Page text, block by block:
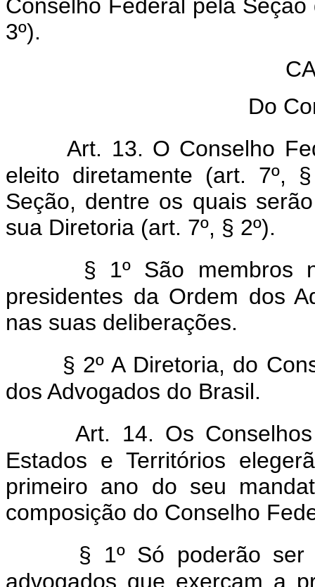
Conselho Federal pela
3º).
Do
Art. 13. O Conselho
eleito diretamente (art. 7º,
Seção, dentre os quais
sua Diretoria (art. 7º, § 2º).
§ 1º São membros
presidentes da Ordem dos
nas suas deliberações.
§ 2º A Diretoria, do
dos Advogados do Brasil.
Art. 14. Os
Estados e Territórios
primeiro ano do seu
composição do Conselho
§ 1º Só poderão ser
advogados que exerçam a